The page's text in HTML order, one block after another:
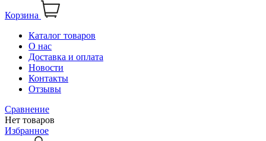
Корзина
Каталог товаров
О нас
Доставка и оплата
Новости
Контакты
Отзывы
Сравнение
Нет товаров
Избранное